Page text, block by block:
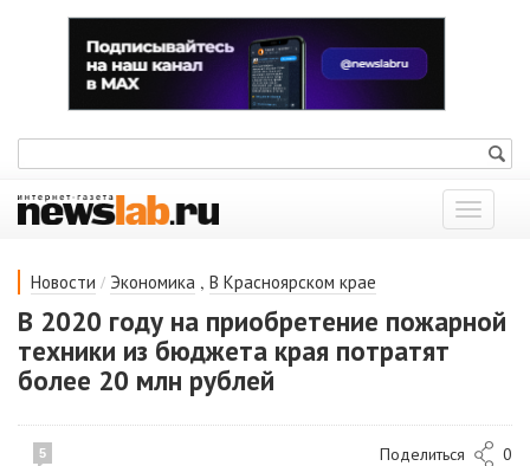
Показать
меню
Новости / Экономика , В Красноярском крае
В 2020 году на приобретение пожарной
техники из бюджета края потратят
более 20 млн рублей
5 Поделиться 0